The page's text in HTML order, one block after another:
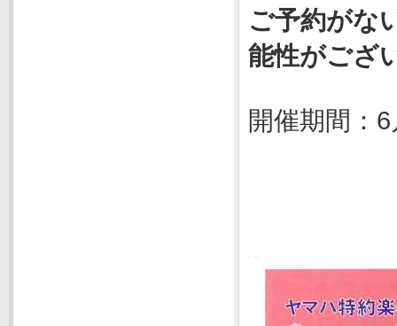
ご予約がな
能性がござ
開催期間：